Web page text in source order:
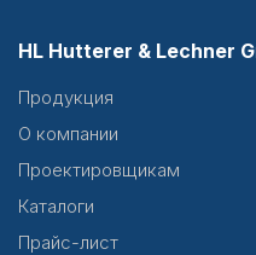
HL Hutterer & Lechner
Продукция
О компании
Проектировщикам
Каталоги
Прайс-лист